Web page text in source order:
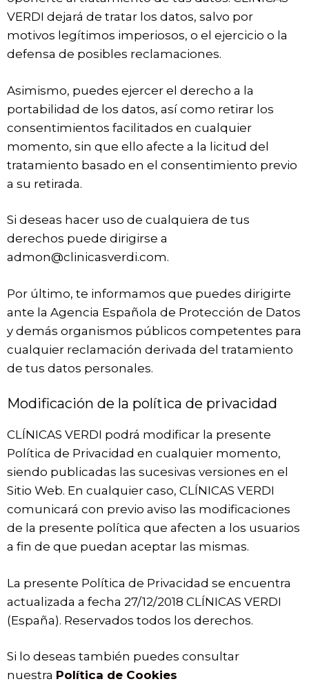
VERDI dejará de tratar los datos, salvo por
motivos legítimos imperiosos, o el ejercicio o la
defensa de posibles reclamaciones.
Asimismo, puedes ejercer el derecho a la
portabilidad de los datos, así como retirar los
consentimientos facilitados en cualquier
momento, sin que ello afecte a la licitud del
tratamiento basado en el consentimiento previo
a su retirada.
Si deseas hacer uso de cualquiera de tus
derechos puede dirigirse a
admon@clinicasverdi.com.
Por último, te informamos que puedes dirigirte
ante la Agencia Española de Protección de Datos
y demás organismos públicos competentes para
cualquier reclamación derivada del tratamiento
de tus datos personales.
Modificación de la política de privacidad
CLÍNICAS VERDI podrá modificar la presente
Política de Privacidad en cualquier momento,
siendo publicadas las sucesivas versiones en el
Sitio Web. En cualquier caso, CLÍNICAS VERDI
comunicará con previo aviso las modificaciones
de la presente política que afecten a los usuarios
a fin de que puedan aceptar las mismas.
La presente Política de Privacidad se encuentra
actualizada a fecha 27/12/2018 CLÍNICAS VERDI
(España). Reservados todos los derechos.
Si lo deseas también puedes consultar
nuestra Política de Cookies